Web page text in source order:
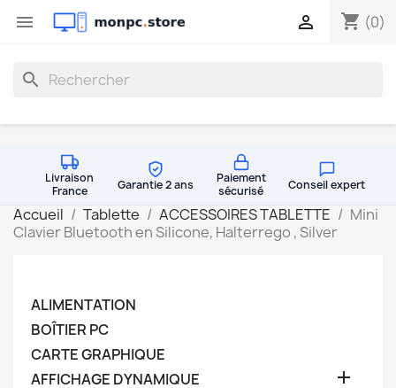
 shopping_cart (0)

search
Livraison
France
Garantie 2 ans
Paiement
sécurisé
Conseil expert
Accueil Tablette ACCESSOIRES TABLETTE
Mini
Clavier Bluetooth en Silicone, Halterrego , Silver
ALIMENTATION
BOÎTIER PC
CARTE GRAPHIQUE
AFFICHAGE DYNAMIQUE
